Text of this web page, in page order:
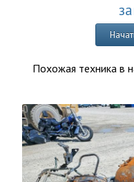
Похожая техника в